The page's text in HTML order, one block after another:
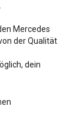
Mercedes
der Qualität
dein